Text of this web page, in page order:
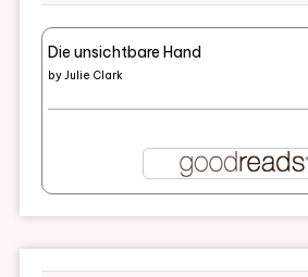
Die unsichtbare Hand
byJulie Clark